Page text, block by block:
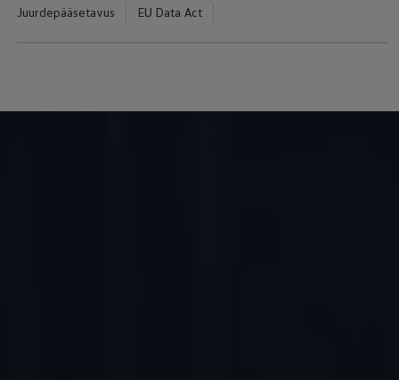
myVolkswagen
Juurdepääsetavus
EU Data Act